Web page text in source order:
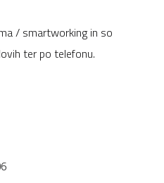
/ smartworking in so
ter po telefonu.